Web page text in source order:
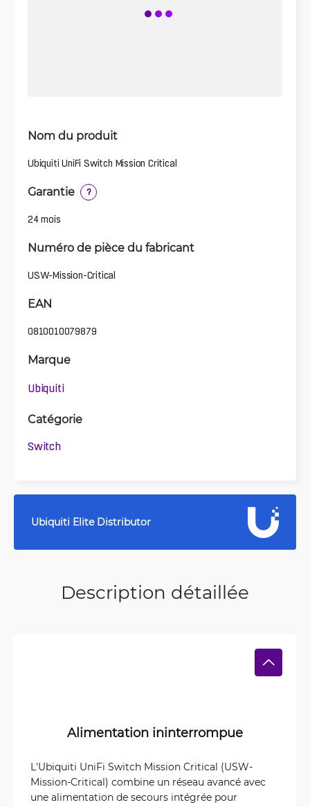
Nom du produit
Ubiquiti UniFi Switch Mission Critical
Garantie ?
24 mois
Numéro de pièce du fabricant
USW-Mission-Critical
EAN
0810010079879
Marque
Ubiquiti
Catégorie
Switch
Ubiquiti Elite Distributor
Description détaillée
Alimentation ininterrompue
L'Ubiquiti UniFi Switch Mission Critical (USW-
Mission-Critical) combine un réseau avancé avec
une alimentation de secours intégrée pour